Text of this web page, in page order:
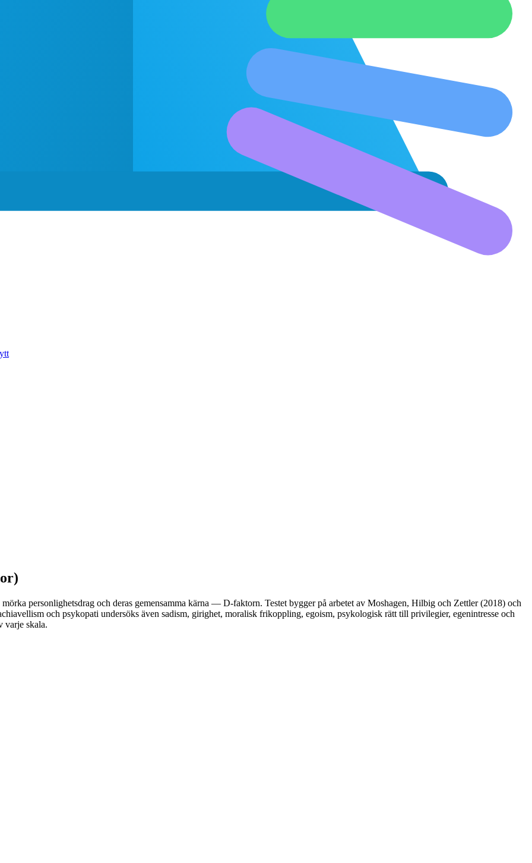
personlighetsdrag och deras gemensamma kärna — D-faktorn. Testet bygger på arbetet av Moshagen, Hilbig och Zettler (2018) och
och psykopati undersöks även sadism, girighet, moralisk frikoppling, egoism, psykologisk rätt till privilegier, egenintresse och
varje skala.